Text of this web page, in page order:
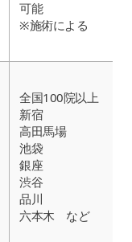
可能
※施術による
全国100院以上
新宿
高田馬場
池袋
銀座
渋谷
品川
六本木 など